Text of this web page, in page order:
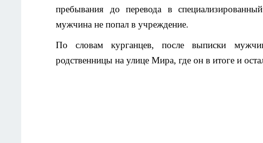
пребывания до перевода в
мужчина не попал в учреждение.
По словам курганцев, после выписки
родственницы на улице Мира, где он в итоге и